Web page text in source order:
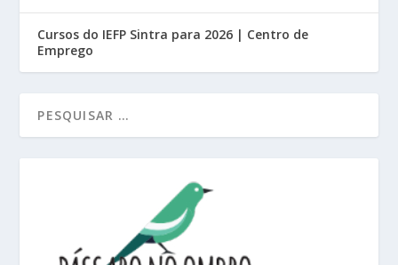
Cursos do IEFP Sintra para 2026 | Centro de
Emprego